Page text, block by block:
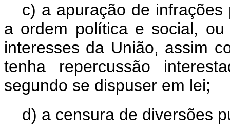
c) a apuração de
a ordem política e social,
interesses da União, assim
tenha repercussão
segundo se dispuser em lei;
d) a censura de diversões